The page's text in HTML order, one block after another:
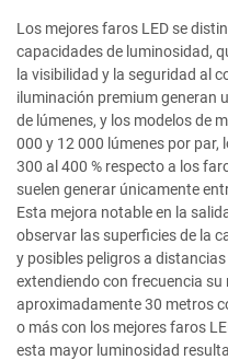
Los mejores faros LED se
capacidades de luminosidad,
la visibilidad y la seguridad al
iluminación premium generan
de lúmenes, y los modelos de
000 y 12 000 lúmenes por par,
300 al 400 % respecto a los
suelen generar únicamente
Esta mejora notable en la
observar las superficies de la
y posibles peligros a
extendiendo con frecuencia
aproximadamente 30 metros
o más con los mejores faros
esta mayor luminosidad